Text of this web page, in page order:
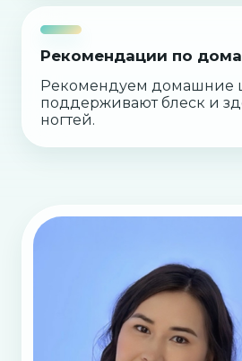
Рекомендации по
Рекомендуем домашние
поддерживают блеск и
ногтей.